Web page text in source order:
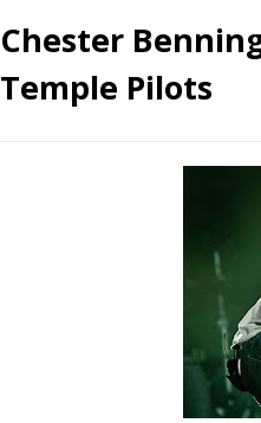
Chester
Temple Pilots